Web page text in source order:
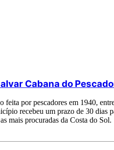
Cabana do
feita por pescadores em 1940,
recebeu um prazo de 30
mais procuradas da Costa do Sol.